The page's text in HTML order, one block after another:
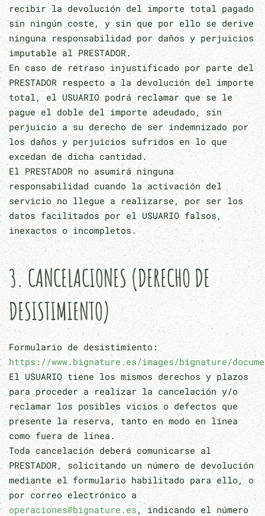
recibir la devolución del importe total pagado
sin ningún coste, y sin que por ello se derive
ninguna responsabilidad por daños y perjuicios
imputable al PRESTADOR.
En caso de retraso injustificado por parte del
PRESTADOR respecto a la devolución del importe
total, el USUARIO podrá reclamar que se le
pague el doble del importe adeudado, sin
perjuicio a su derecho de ser indemnizado por
los daños y perjuicios sufridos en lo que
excedan de dicha cantidad.
El PRESTADOR no asumirá ninguna
responsabilidad cuando la activación del
servicio no llegue a realizarse, por ser los
datos facilitados por el USUARIO falsos,
inexactos o incompletos.
3. CANCELACIONES (DERECHO DE
DESISTIMIENTO)
Formulario de desistimiento:
https://www.bignature.es/images/bignature/
El USUARIO tiene los mismos derechos y plazos
para proceder a realizar la cancelación y/o
reclamar los posibles vicios o defectos que
presente la reserva, tanto en modo en línea
como fuera de línea.
Toda cancelación deberá comunicarse al
PRESTADOR, solicitando un número de devolución
mediante el formulario habilitado para ello, o
por correo electrónico a
operaciones@bignature.es , indicando el número